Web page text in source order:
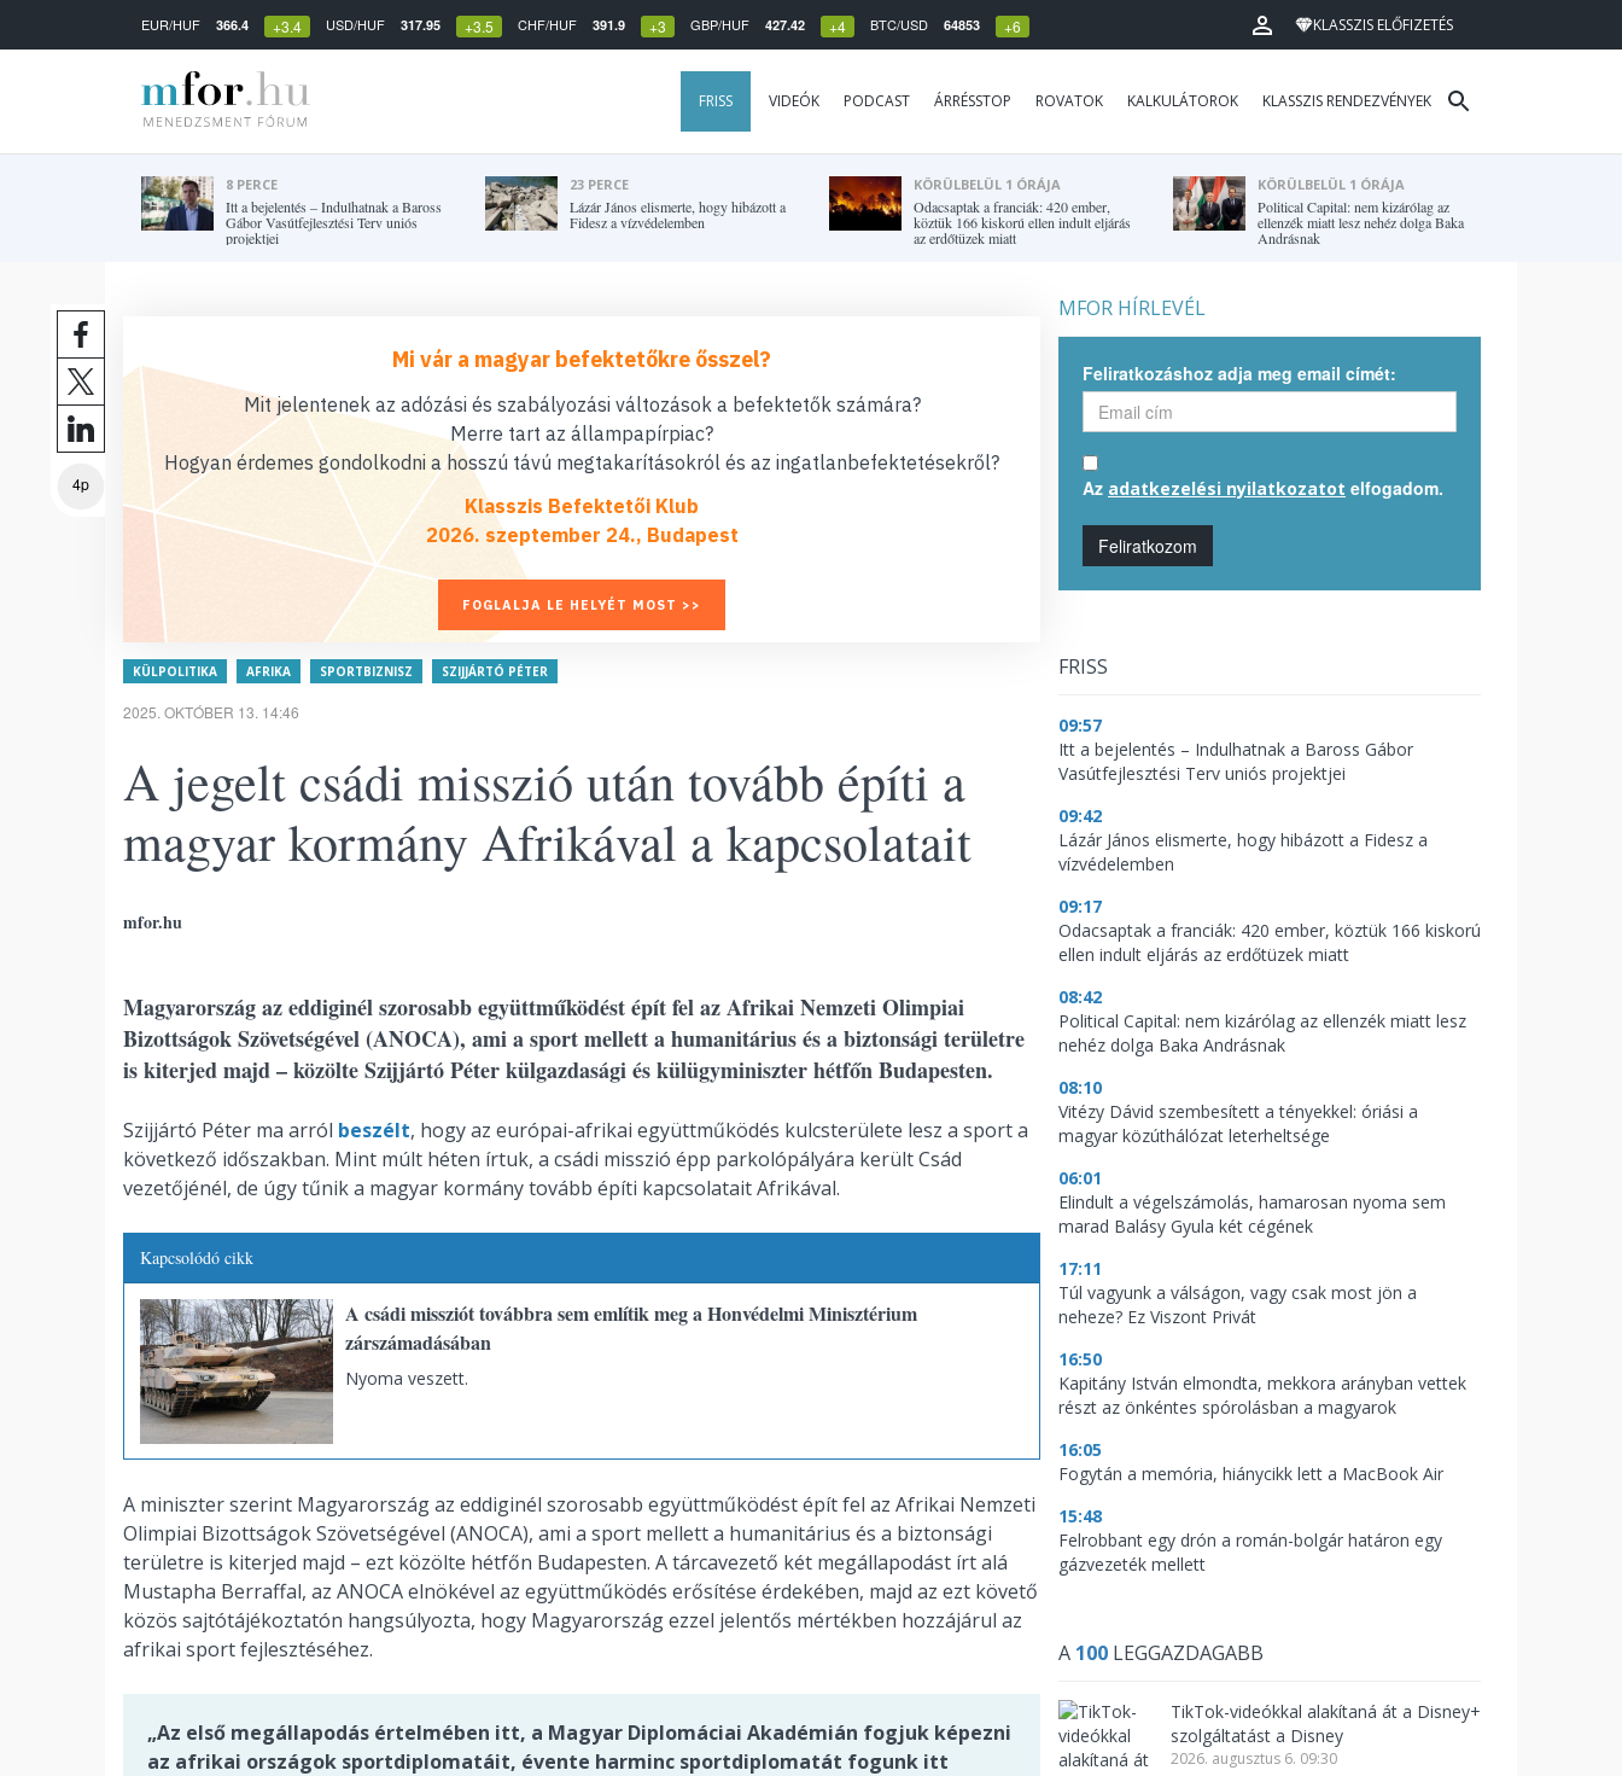
EUR/HUF 366.4 +3.4 USD/HUF 317.95 +3.5 CHF/HUF 391.9 +3 GBP/HUF 427.42 +4 BTC/USD 64853 +6 KLASSZIS ELŐFIZETÉS
FRISS VIDEÓK PODCAST ÁRRÉSSTOP ROVATOK KALKULÁTOROK KLASSZIS RENDEZVÉNYEK
8 PERCE
Itt a bejelentés – Indulhatnak a Baross
Gábor Vasútfejlesztési Terv uniós
projektjei
23 PERCE
Lázár János elismerte, hogy hibázott a
Fidesz a vízvédelemben
KÖRÜLBELÜL 1 ÓRÁJA
Odacsaptak a franciák: 420 ember,
köztük 166 kiskorú ellen indult eljárás
az erdőtüzek miatt
KÖRÜLBELÜL 1 ÓRÁJA
Political Capital: nem kizárólag az
ellenzék miatt lesz nehéz dolga Baka
Andrásnak
4p
Mi vár a magyar befektetőkre ősszel?
Mit jelentenek az adózási és szabályozási változások a befektetők számára?
Merre tart az állampapírpiac?
Hogyan érdemes gondolkodni a hosszú távú megtakarításokról és az ingatlanbefektetésekről?
Klasszis Befektetői Klub
2026. szeptember 24., Budapest
FOGLALJA LE HELYÉT MOST >>
KÜLPOLITIKA AFRIKA SPORTBIZNISZ SZIJJÁRTÓ PÉTER
2025. OKTÓBER 13. 14:46
A jegelt csádi misszió után tovább építi a
magyar kormány Afrikával a kapcsolatait
mfor.hu
Magyarország az eddiginél szorosabb együttműködést épít fel az Afrikai Nemzeti Olimpiai
Bizottságok Szövetségével (ANOCA), ami a sport mellett a humanitárius és a biztonsági területre
is kiterjed majd – közölte Szijjártó Péter külgazdasági és külügyminiszter hétfőn Budapesten.
Szijjártó Péter ma arról beszélt, hogy az európai-afrikai együttműködés kulcsterülete lesz a sport a
következő időszakban. Mint múlt héten írtuk, a csádi misszió épp parkolópályára került Csád
vezetőjénél, de úgy tűnik a magyar kormány tovább építi kapcsolatait Afrikával.
Kapcsolódó cikk
A csádi missziót továbbra sem említik meg a Honvédelmi Minisztérium
zárszámadásában
Nyoma veszett.
A miniszter szerint Magyarország az eddiginél szorosabb együttműködést épít fel az Afrikai Nemzeti
Olimpiai Bizottságok Szövetségével (ANOCA), ami a sport mellett a humanitárius és a biztonsági
területre is kiterjed majd – ezt közölte hétfőn Budapesten. A tárcavezető két megállapodást írt alá
Mustapha Berraffal, az ANOCA elnökével az együttműködés erősítése érdekében, majd az ezt követő
közös sajtótájékoztatón hangsúlyozta, hogy Magyarország ezzel jelentős mértékben hozzájárul az
afrikai sport fejlesztéséhez.
„Az első megállapodás értelmében itt, a Magyar Diplomáciai Akadémián fogjuk képezni
az afrikai országok sportdiplomatáit, évente harminc sportdiplomatát fogunk itt
MFOR HÍRLEVÉL
Feliratkozáshoz adja meg email címét:
Az adatkezelési nyilatkozatot elfogadom.
Feliratkozom
FRISS
09:57
Itt a bejelentés – Indulhatnak a Baross Gábor
Vasútfejlesztési Terv uniós projektjei
09:42
Lázár János elismerte, hogy hibázott a Fidesz a
vízvédelemben
09:17
Odacsaptak a franciák: 420 ember, köztük 166 kiskorú
ellen indult eljárás az erdőtüzek miatt
08:42
Political Capital: nem kizárólag az ellenzék miatt lesz
nehéz dolga Baka Andrásnak
08:10
Vitézy Dávid szembesített a tényekkel: óriási a
magyar közúthálózat leterheltsége
06:01
Elindult a végelszámolás, hamarosan nyoma sem
marad Balásy Gyula két cégének
17:11
Túl vagyunk a válságon, vagy csak most jön a
neheze? Ez Viszont Privát
16:50
Kapitány István elmondta, mekkora arányban vettek
részt az önkéntes spórolásban a magyarok
16:05
Fogytán a memória, hiánycikk lett a MacBook Air
15:48
Felrobbant egy drón a román-bolgár határon egy
gázvezeték mellett
A 100 LEGGAZDAGABB
TikTok-videókkal alakítaná át a Disney+
szolgáltatást a Disney
2026. augusztus 6. 09:30